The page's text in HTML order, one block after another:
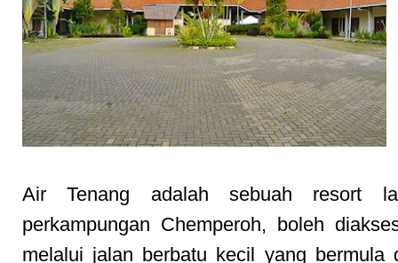
Air Tenang adalah sebuah resort
perkampungan Chemperoh, boleh
melalui jalan berbatu kecil yang bermula